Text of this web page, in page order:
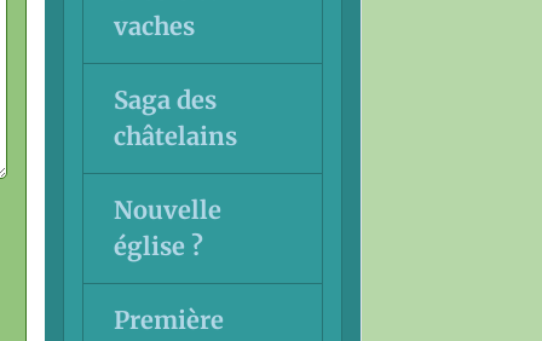
vaches
Saga des
châtelains
Nouvelle
église ?
Première